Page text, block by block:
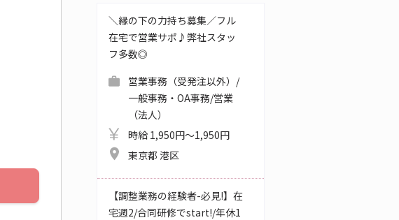
＼縁の下の力持ち募集／フル
在宅で営業サポ♪弊社スタッ
フ多数◎
営業事務（受発注以外）/
一般事務・OA事務/営業
（法人）
時給 1,950円～1,950円
東京都 港区
【調整業務の経験者-必見!】在
宅週2/合同研修でstart!/年休1